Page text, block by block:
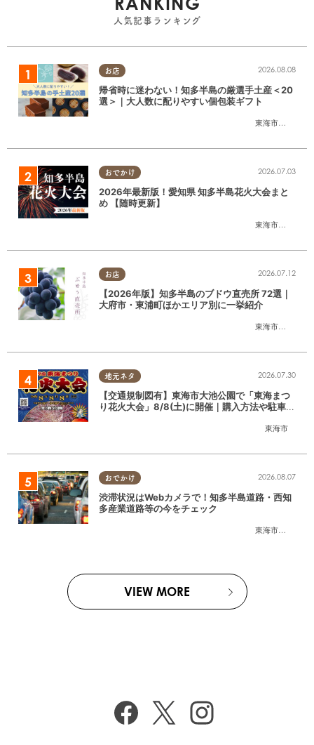
人気記事ランキング
お店
東海市
,大府市
2026.08.08
帰省時に迷わない！知多半島の厳選手土産＜20
選＞｜大人数に配りやすい個包装ギフト
おでかけ
東海市
,大府市
2026.07.03
2026年最新版！愛知県 知多半島花火大会まと
め 【随時更新】
お店
東海市
,大府市
2026.07.12
【2026年版】知多半島のブドウ直売所 72選｜
大府市・東浦町ほかエリア別に一挙紹介
地元ネタ
東海市
2026.07.30
【交通規制図有】東海市大池公園で「東海まつ
り花火大会」8/8(土)に開催｜購入方法や駐車場
おでかけ
東海市
,大府市
2026.08.07
渋滞状況はWebカメラで！知多半島道路・西知
多産業道路等の今をチェック
VIEW MORE